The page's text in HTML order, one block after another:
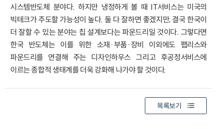
시스템반도체 분야다. 하지만 냉정하게 볼 때 IT서비스는 미국의
빅테크가 주도할 가능성이 높다. 둘 다 잘하면 좋겠지만, 결국 한국이
더 잘할 수 있는 분야는 칩 설계보다는 파운드리일 것이다. 그렇다면
한국 반도체는 이를 위한 소재·부품·장비 이외에도 팹리스와
파운드리를 연결해 주는 디자인하우스 그리고 후공정서비스에
이르는 종합적 생태계를 더욱 강화해 나가야 할 것이다.
목록보기